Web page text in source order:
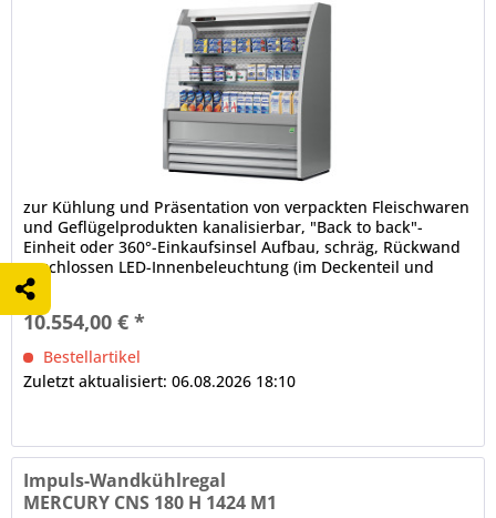
zur Kühlung und Präsentation von verpackten Fleischwaren
und Geflügelprodukten kanalisierbar, "Back to back"-
Einheit oder 360°-Einkaufsinsel Aufbau, schräg, Rückwand
geschlossen LED-Innenbeleuchtung (im Deckenteil und
unter den Regalböden), gesondert schaltbar Bautiefe in
mm: 622, Fronthöhe in mm: 540 elektronische Steuerung
Digitalanzeige, Temperaturregelung automatische...
10.554,00 € *
Bestellartikel
Zuletzt aktualisiert: 06.08.2026 18:10
Impuls-Wandkühlregal
MERCURY CNS 180 H 1424 M1